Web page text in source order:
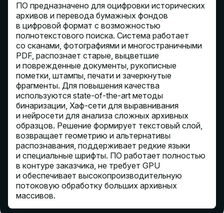
ПО предназначено для оцифровки исторических
архивов и перевода бумажных фондов
в цифровой формат с возможностью
полнотекстового поиска. Система работает
со сканами, фотографиями и многостраничными
PDF, распознает старые, выцветшие
и поврежденные документы, рукописные
пометки, штампы, печати и зачеркнутые
фрагменты. Для повышения качества
используются state-of-the-art методы
бинаризации, Хаф-сети для выравнивания
и нейросети для анализа сложных архивных
образцов. Решение формирует текстовый слой,
возвращает геометрию и альтернативы
распознавания, поддерживает редкие языки
и специальные шрифты. ПО работает полностью
в контуре заказчика, не требует GPU
и обеспечивает высокопроизводительную
потоковую обработку больших архивных
массивов.